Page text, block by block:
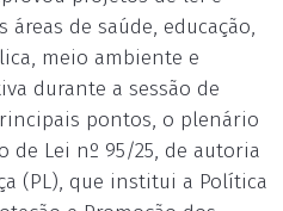
de saúde, educação,
meio ambiente e
durante a sessão de
pontos, o plenário
de Lei nº 95/25, de autoria
(PL), que institui a Política